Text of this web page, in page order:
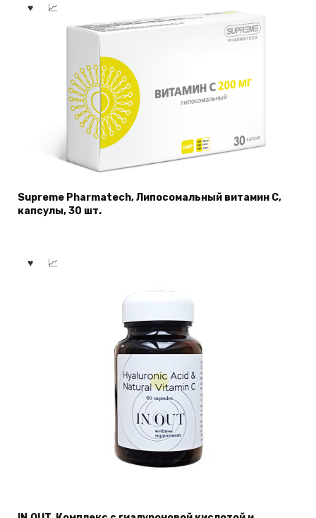
Supreme Pharmatech, Липосомальный витамин C,
капсулы, 30 шт.